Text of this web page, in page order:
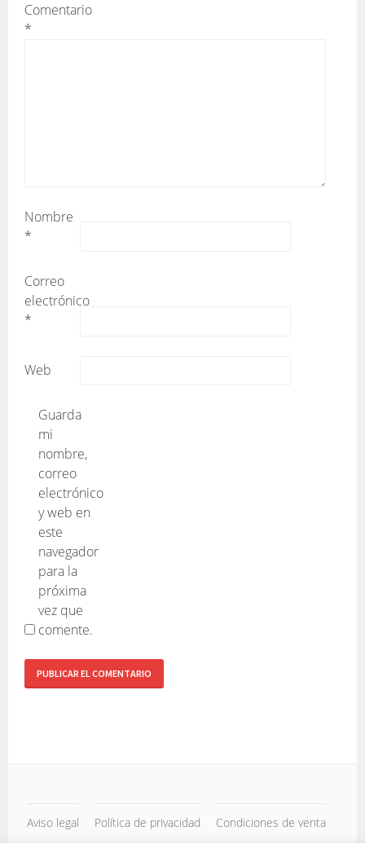
Comentario
*
Nombre
*
Correo
electrónico
*
Web
Guarda
mi
nombre,
correo
electrónico
y web en
este
navegador
para la
próxima
vez que
comente.
Aviso legal Política de privacidad Condiciones de venta